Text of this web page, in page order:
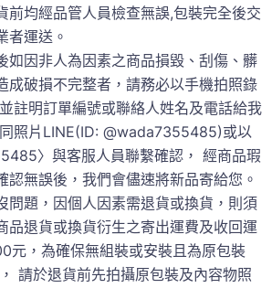
前均經品管人員檢查無誤,包裝完全後交
者運送。
如因非人為因素之商品損毀、刮傷、髒
成破損不完整者，請務必以手機拍照錄
註明訂單編號或聯絡人姓名及電話給我
照片LINE(ID: @wada7355485)或以
〉與客服人員聯繫確認， 經商品瑕
認無誤後，我們會儘速將新品寄給您。
問題，因個人因素需退貨或換貨，則須
品退貨或換貨衍生之寄出運費及收回運
元，為確保無組裝或安裝且為原包裝
請於退貨前先拍攝原包裝及內容物照